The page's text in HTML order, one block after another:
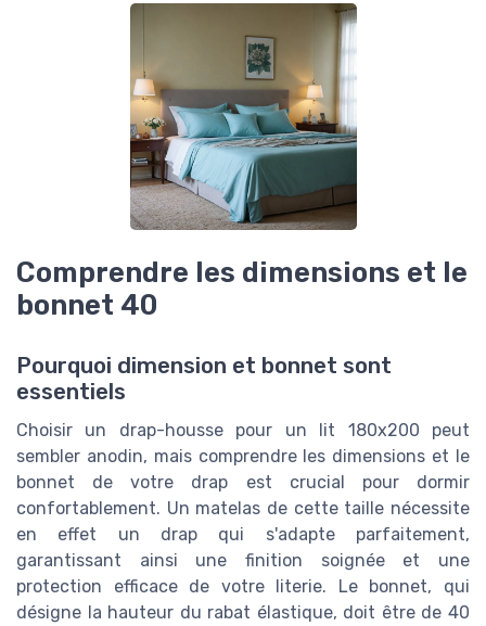
Comprendre les dimensions et le
bonnet 40
Pourquoi dimension et bonnet sont
essentiels
Choisir un drap-housse pour un lit 180x200 peut
sembler anodin, mais comprendre les dimensions et le
bonnet de votre drap est crucial pour dormir
confortablement. Un matelas de cette taille nécessite
en effet un drap qui s'adapte parfaitement,
garantissant ainsi une finition soignée et une
protection efficace de votre literie. Le bonnet, qui
désigne la hauteur du rabat élastique, doit être de 40